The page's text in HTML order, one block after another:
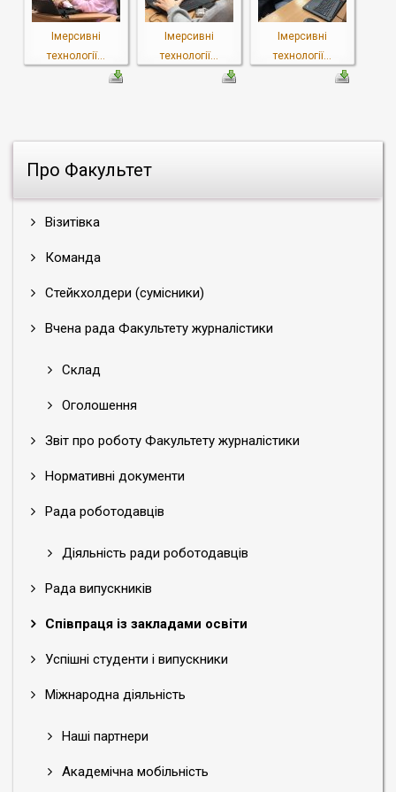
Про Факультет
Візитівка
Команда
Стейкхолдери (сумісники)
Вчена рада Факультету журналістики
Склад
Оголошення
Звіт про роботу Факультету журналістики
Нормативні документи
Рада роботодавців
Діяльність ради роботодавців
Рада випускників
Співпраця із закладами освіти
Успішні студенти і випускники
Міжнародна діяльність
Наші партнери
Академічна мобільність
Імерсивні
технології...
Імерсивні
технології...
Імерсивні
технології...